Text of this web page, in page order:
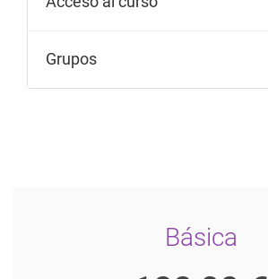
Grupos
Básica